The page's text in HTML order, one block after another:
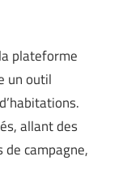
plateforme
un outil
allant des
campagne,